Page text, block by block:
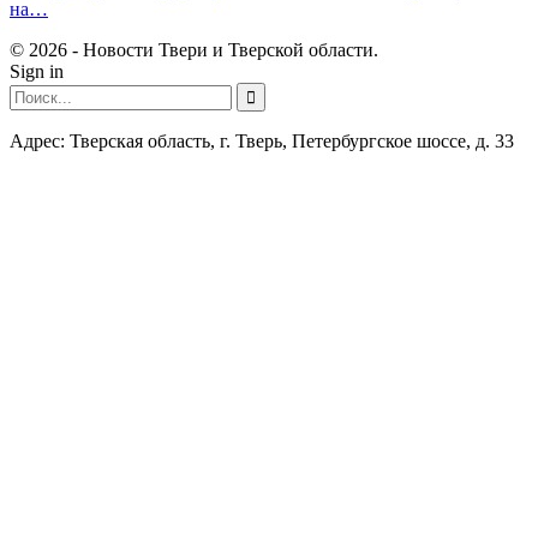
на…
© 2026 - Новости Твери и Тверской области.
Sign in
Адрес: Тверская область, г. Тверь, Петербургское шоссе, д. 33